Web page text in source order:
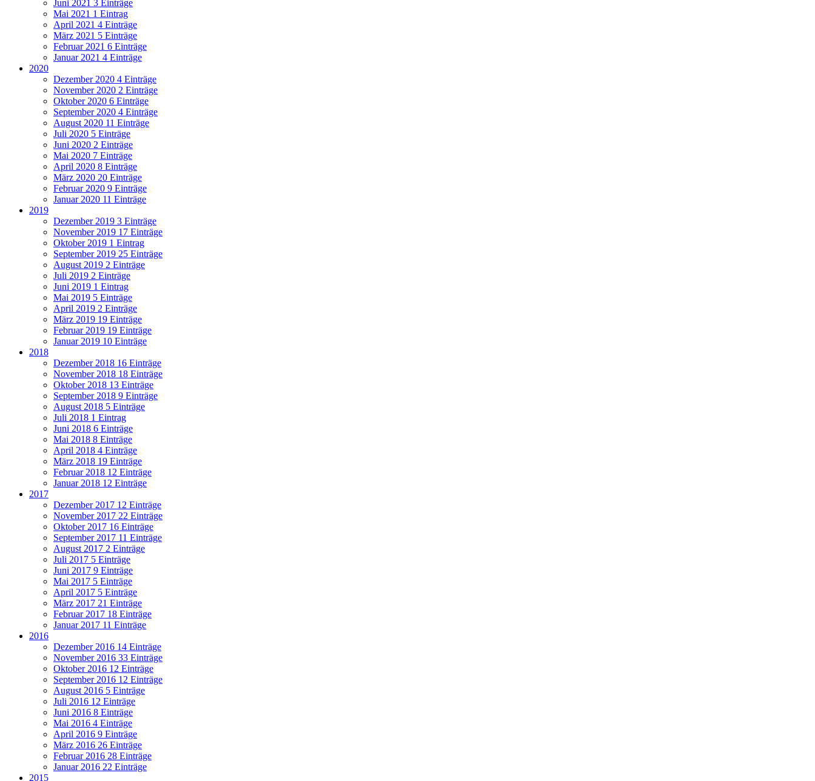
Juni 2021 3 Einträge
Mai 2021 1 Eintrag
April 2021 4 Einträge
März 2021 5 Einträge
Februar 2021 6 Einträge
Januar 2021 4 Einträge
2020
Dezember 2020 4 Einträge
November 2020 2 Einträge
Oktober 2020 6 Einträge
September 2020 4 Einträge
August 2020 11 Einträge
Juli 2020 5 Einträge
Juni 2020 2 Einträge
Mai 2020 7 Einträge
April 2020 8 Einträge
März 2020 20 Einträge
Februar 2020 9 Einträge
Januar 2020 11 Einträge
2019
Dezember 2019 3 Einträge
November 2019 17 Einträge
Oktober 2019 1 Eintrag
September 2019 25 Einträge
August 2019 2 Einträge
Juli 2019 2 Einträge
Juni 2019 1 Eintrag
Mai 2019 5 Einträge
April 2019 2 Einträge
März 2019 19 Einträge
Februar 2019 19 Einträge
Januar 2019 10 Einträge
2018
Dezember 2018 16 Einträge
November 2018 18 Einträge
Oktober 2018 13 Einträge
September 2018 9 Einträge
August 2018 5 Einträge
Juli 2018 1 Eintrag
Juni 2018 6 Einträge
Mai 2018 8 Einträge
April 2018 4 Einträge
März 2018 19 Einträge
Februar 2018 12 Einträge
Januar 2018 12 Einträge
2017
Dezember 2017 12 Einträge
November 2017 22 Einträge
Oktober 2017 16 Einträge
September 2017 11 Einträge
August 2017 2 Einträge
Juli 2017 5 Einträge
Juni 2017 9 Einträge
Mai 2017 5 Einträge
April 2017 5 Einträge
März 2017 21 Einträge
Februar 2017 18 Einträge
Januar 2017 11 Einträge
2016
Dezember 2016 14 Einträge
November 2016 33 Einträge
Oktober 2016 12 Einträge
September 2016 12 Einträge
August 2016 5 Einträge
Juli 2016 12 Einträge
Juni 2016 8 Einträge
Mai 2016 4 Einträge
April 2016 9 Einträge
März 2016 26 Einträge
Februar 2016 28 Einträge
Januar 2016 22 Einträge
2015